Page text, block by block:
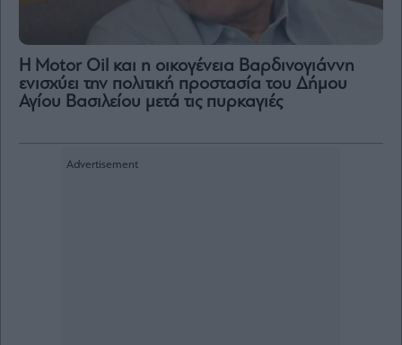
Η Motor Oil και η οικογένεια Βαρδινογιάννη
ενισχύει την πολιτική προστασία του Δήμου
Αγίου Βασιλείου μετά τις πυρκαγιές